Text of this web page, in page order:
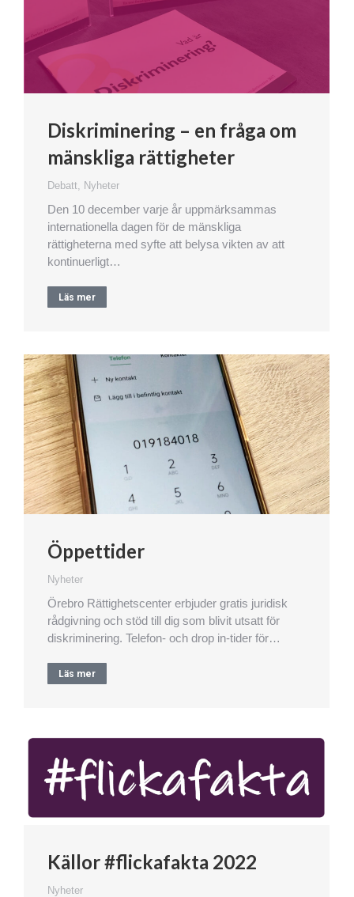
Diskriminering – en fråga om
mänskliga rättigheter
Debatt Nyheter
Den 10 december varje år uppmärksammas
internationella dagen för de mänskliga
rättigheterna med syfte att belysa vikten av att
kontinuerligt…
Läs mer
Öppettider
Nyheter
Örebro Rättighetscenter erbjuder gratis juridisk
rådgivning och stöd till dig som blivit utsatt för
diskriminering. Telefon- och drop in-tider för…
Läs mer
Källor #flickafakta 2022
Nyheter